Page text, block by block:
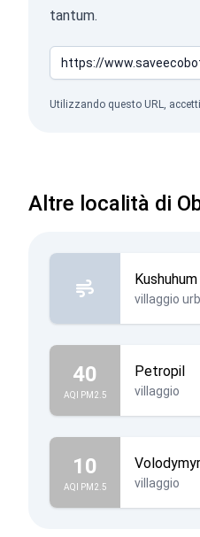
tantum.
Utilizzando questo URL,
Altre località di
Kushuhum
villaggio
40
AQI PM2.5
Petropil
villaggio
10
AQI PM2.5 villaggio